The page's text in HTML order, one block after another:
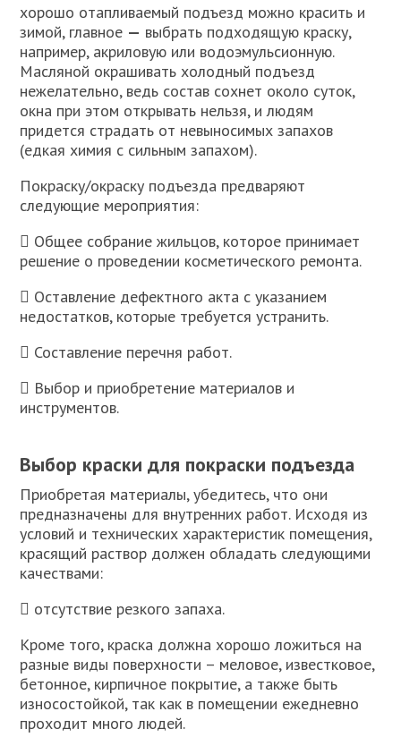
хорошо отапливаемый подъезд можно красить и
зимой, главное — выбрать подходящую краску,
например, акриловую или водоэмульсионную.
Масляной окрашивать холодный подъезд
нежелательно, ведь состав сохнет около суток,
окна при этом открывать нельзя, и людям
придется страдать от невыносимых запахов
(едкая химия с сильным запахом).
Покраску/окраску подъезда предваряют
следующие мероприятия:
 Общее собрание жильцов, которое принимает
решение о проведении косметического ремонта.
 Оставление дефектного акта с указанием
недостатков, которые требуется устранить.
 Составление перечня работ.
 Выбор и приобретение материалов и
инструментов.
Выбор краски для покраски подъезда
Приобретая материалы, убедитесь, что они
предназначены для внутренних работ. Исходя из
условий и технических характеристик помещения,
красящий раствор должен обладать следующими
качествами:
 отсутствие резкого запаха.
Кроме того, краска должна хорошо ложиться на
разные виды поверхности – меловое, известковое,
бетонное, кирпичное покрытие, а также быть
износостойкой, так как в помещении ежедневно
проходит много людей.